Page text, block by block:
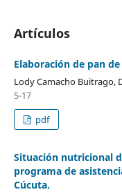
Artículos
Elaboración de pan
Lody Camacho Buitrago,
5-17
pdf
Situación nutricional
programa de
Cúcuta.